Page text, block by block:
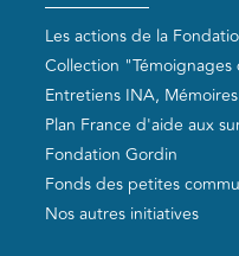
Les actions de la
Collection "Témoignages
Entretiens INA,
Plan France d'aide aux
Fondation Gordin
Fonds des petites
Nos autres initiatives